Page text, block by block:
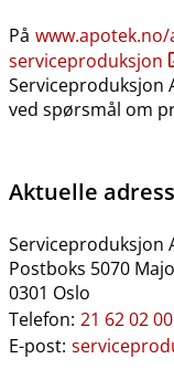
På
serviceproduksjon
Serviceproduksjon
ved spørsmål om
Aktuelle
Serviceproduksjon
Postboks 5070
0301 Oslo
Telefon: 21 62 02 00
E-post: